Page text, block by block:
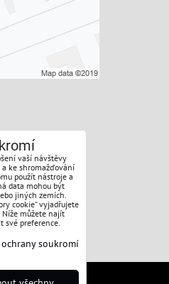
údajů
soukromí
vaší návštěvy
ke shromažďování
použít nástroje a
data mohou být
jiných zemích.
cookie“ vyjadřujete
můžete najít
své preference.
ochrany soukromí